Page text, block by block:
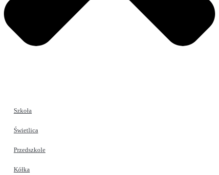
Szkoła
Świetlica
Przedszkole
Kółka